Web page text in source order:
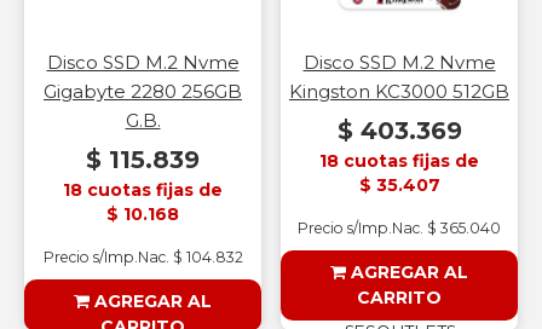
Disco SSD M.2 Nvme
Gigabyte 2280 256GB
G.B.
$ 115.839
18 cuotas fijas de
$ 10.168
Precio s/Imp.Nac. $ 104.832
AGREGAR AL
Disco SSD M.2 Nvme
Kingston KC3000 512GB
$ 403.369
18 cuotas fijas de
$ 35.407
Precio s/Imp.Nac. $ 365.040
AGREGAR AL
CARRITO